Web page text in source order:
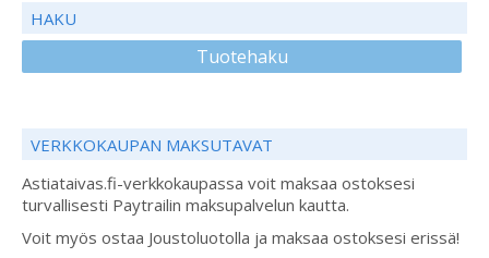
HAKU
Tuotehaku
VERKKOKAUPAN MAKSUTAVAT
Astiataivas.fi-verkkokaupassa voit maksaa ostoksesi
turvallisesti Paytrailin maksupalvelun kautta.
Voit myös ostaa Joustoluotolla ja maksaa ostoksesi erissä!